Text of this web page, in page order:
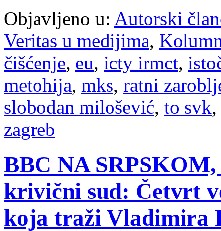
Objavljeno u: Autorski
Veritas u medijima,
čišćenje, eu, icty irmct,
metohija, mks, ratni
slobodan milošević, to svk,
zagreb
BBC NA
krivični sud: Četvrt
koja traži Vladimira